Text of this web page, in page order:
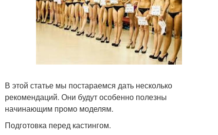
В этой статье мы постараемся дать несколько
рекомендаций. Они будут особенно полезны
начинающим промо моделям.
Подготовка перед кастингом.